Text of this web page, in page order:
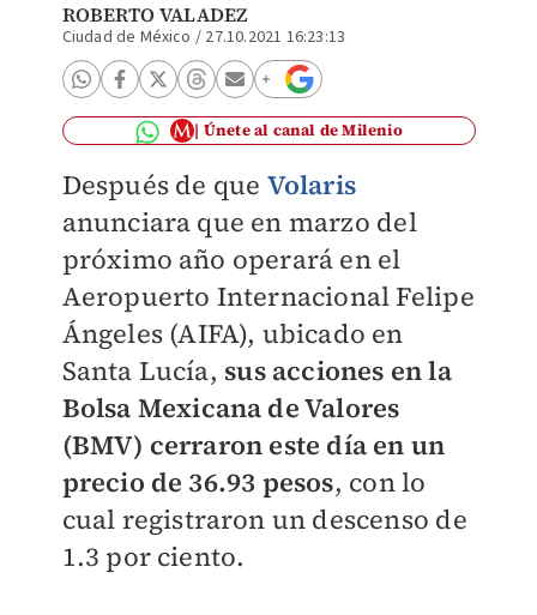
ROBERTO VALADEZ
Ciudad de México / 27.10.2021 16:23:13
Únete al canal de Milenio
Después de que Volaris
anunciara que en marzo del
próximo año operará en el
Aeropuerto Internacional Felipe
Ángeles (AIFA), ubicado en
Santa Lucía, sus acciones en la
Bolsa Mexicana de Valores
(BMV) cerraron este día en un
precio de 36.93 pesos, con lo
cual registraron un descenso de
1.3 por ciento.